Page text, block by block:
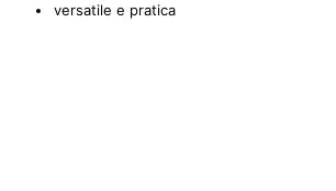
versatile e pratica